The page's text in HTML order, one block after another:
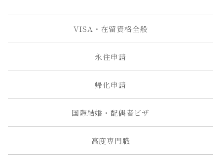
VISA・在留資格全般
永住申請
帰化申請
国際結婚・配偶者ビザ
高度専門職